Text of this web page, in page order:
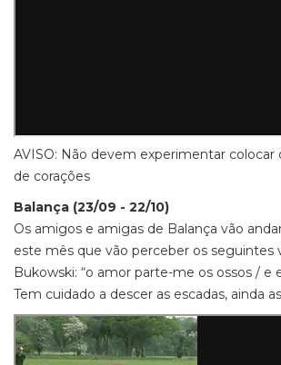
AVISO: Não devem experimentar colocar
de corações
Balança (23/09 - 22/10)
Os amigos e amigas de Balança vão
este mês que vão perceber os seguintes
Bukowski: “o amor parte-me os ossos / e
Tem cuidado a descer as escadas, ainda